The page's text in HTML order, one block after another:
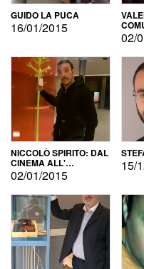
GUIDO LA PUCA
16/01/2015
02/
NICCOLÒ SPIRITO: DAL
CINEMA ALL'
AUTOPRODUZIONE
02/01/2015
15/